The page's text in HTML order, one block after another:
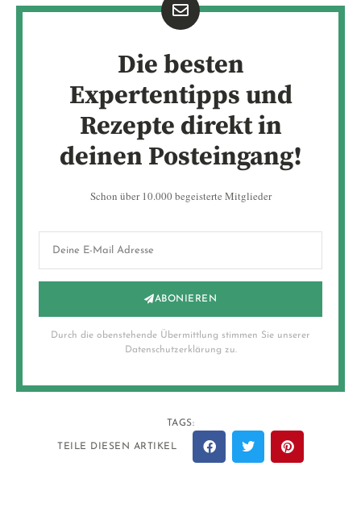
Die besten
Expertentipps und
Rezepte direkt in
deinen Posteingang!
Schon über 10.000 begeisterte Mitglieder
ABONIEREN
Durch die obenstehende Übermittlung stimmen Sie unserer
Datenschutzerklärung zu.
TAGS:
TEILE DIESEN ARTIKEL